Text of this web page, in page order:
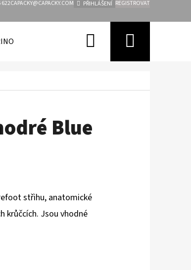
622CAPACKY@CAPACKY.COM PŘIHLÁŠENÍ REGISTROVAT
Hledat
Blue
střihu, anatomické
krůčcích. Jsou vhodné